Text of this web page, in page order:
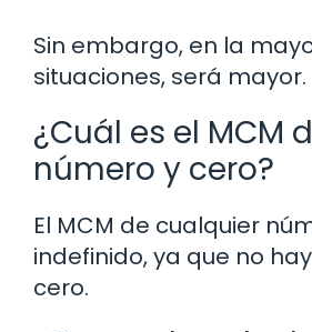
Sin embargo, en la
situaciones, será mayor.
¿Cuál es el MCM
número y cero?
El MCM de cualquier
indefinido, ya que no
cero.